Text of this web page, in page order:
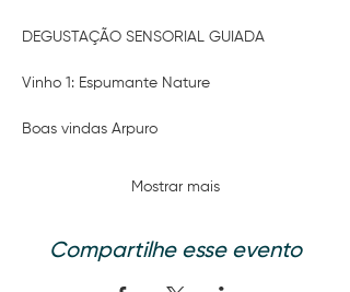
DEGUSTAÇÃO SENSORIAL GUIADA
Vinho 1: Espumante Nature
Boas vindas Arpuro
Mostrar mais
Compartilhe esse evento